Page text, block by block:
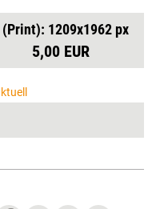
(Print): 1209x1962 px
5,00 EUR